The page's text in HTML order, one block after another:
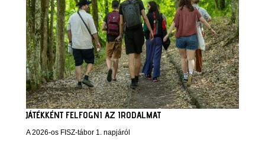
JÁTÉKKÉNT FELFOGNI AZ IRODALMAT
A 2026-os FISZ-tábor 1. napjáról